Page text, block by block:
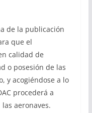
de la publicación
que el
calidad de
o posesión de las
y acogiéndose a lo
procederá a
aeronaves.